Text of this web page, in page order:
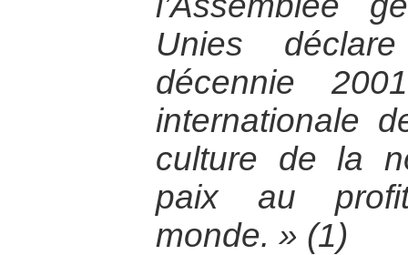
Unies
décennie
internationale
culture de la
paix au
monde. » (1)